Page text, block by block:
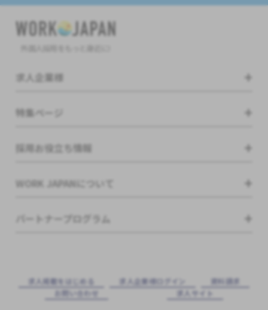
求人企業様
特集ページ
採用お役立ち情報
WORK JAPANについて
パートナープログラム
求⼈掲載をはじめる 求⼈企業様ログイン
資料請求
お問い合わせ
求⼈サイト